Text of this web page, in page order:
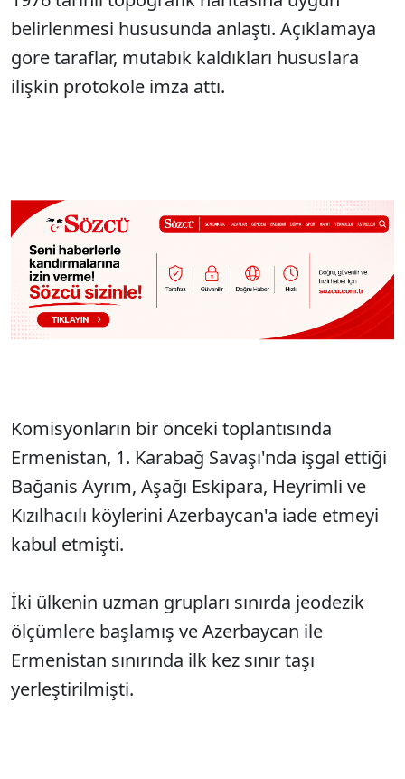
belirlenmesi hususunda anlaştı. Açıklamaya
göre taraflar, mutabık kaldıkları hususlara
ilişkin protokole imza attı.
Komisyonların bir önceki toplantısında
Ermenistan, 1. Karabağ Savaşı'nda işgal ettiği
Bağanis Ayrım, Aşağı Eskipara, Heyrimli ve
Kızılhacılı köylerini Azerbaycan'a iade etmeyi
kabul etmişti.
İki ülkenin uzman grupları sınırda jeodezik
ölçümlere başlamış ve Azerbaycan ile
Ermenistan sınırında ilk kez sınır taşı
yerleştirilmişti.